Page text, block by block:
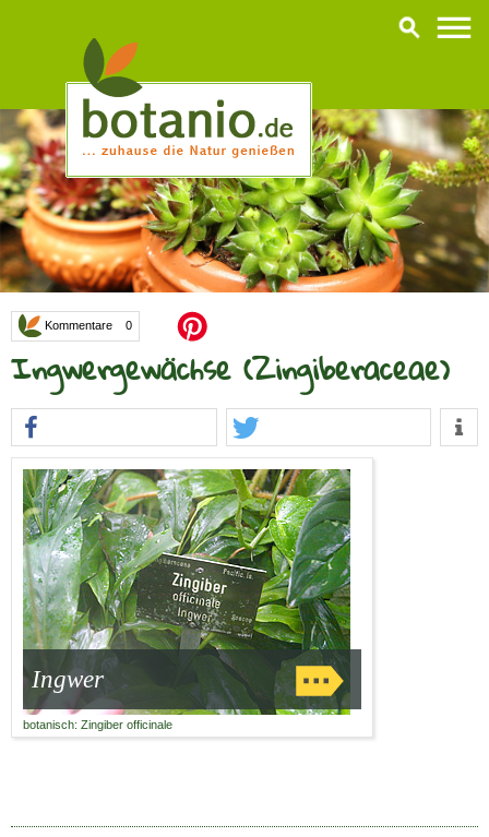
Kommentare 0
Ingwergewächse (Zingiberaceae)
botanisch: Zingiber officinale
Ingwer